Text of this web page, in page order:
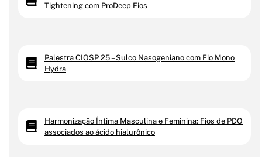
Tightening com ProDeep Fios
Palestra CIOSP 25 – Sulco Nasogeniano com Fio Mono
Hydra
Harmonização Íntima Masculina e Feminina: Fios de PDO
associados ao ácido hialurônico